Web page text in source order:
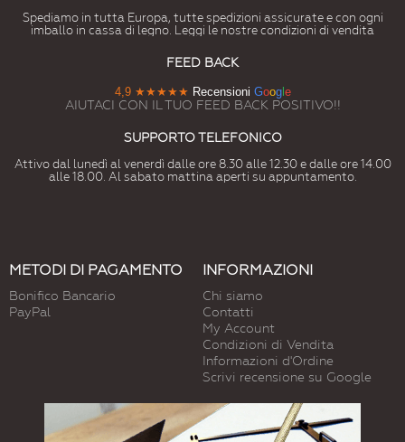
Spediamo in tutta Europa, tutte spedizioni assicurate e con ogni
imballo in cassa di legno. Leggi le nostre condizioni di vendita
FEED BACK
4,9 ★★★★★ Recensioni Googl e
AIUTACI CON IL TUO FEED BACK POSITIVO!!
SUPPORTO TELEFONICO
Attivo dal lunedì al venerdì dalle ore 8.30 alle 12.30 e dalle ore 14.00
alle 18.00. Al sabato mattina aperti su appuntamento.
METODI DI PAGAMENTO
Bonifico Bancario
PayPal
INFORMAZIONI
Chi siamo
Contatti
My Account
Condizioni di Vendita
Informazioni d'Ordine
Scrivi recensione su Google